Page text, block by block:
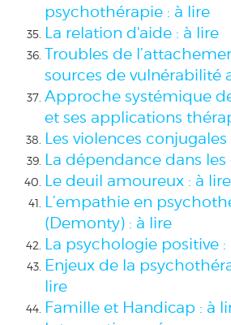
psychothérapie : à lire
La relation d'aide : à lire
Troubles de
sources de vulnérabilité
Approche systémique
et ses applications
Les violences conjugales
La dépendance dans
Le deuil amoureux : à lire
L’empathie en
(Demonty) : à lire
La psychologie positive :
Enjeux de la
lire
Famille et Handicap : à